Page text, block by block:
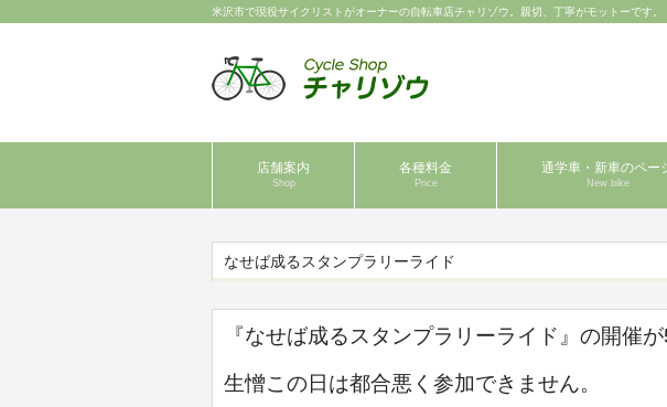
米沢市で現役サイクリストがオーナーの自転車店チャリゾウ。親切、丁寧がモットーです。
店舗案内
Shop
各種料金
Price
通学車・新車のペー
New bike
なせば成るスタンプラリーライド
『なせば成るスタンプラリーライド』の開催が
生憎この日は都合悪く参加できません。